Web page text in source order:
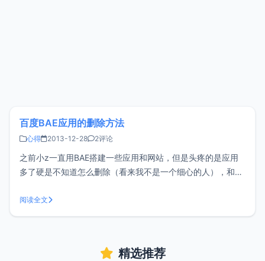
百度BAE应用的删除方法
心得 2013-12-28 2评论
之前小z一直用BAE搭建一些应用和网站，但是头疼的是应用
多了硬是不知道怎么删除（看来我不是一个细心的人），和大
云开发者中心，然后找到你对应的应用（比如小z想删除WEB
应用的某一个），然后点击管理 <br/ > 2
阅读全文
精选推荐